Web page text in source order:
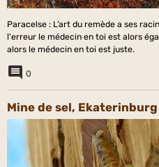
Paracelse : L’art du remède a ses
l'erreur le médecin en toi est alors
alors le médecin en toi est juste.
0
Mine de sel,